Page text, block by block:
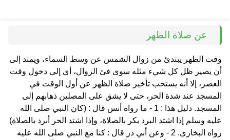
عن صلاة الظهر
وقت الظهر يبتدئ من زوال الشمس عن وسط السماء، ويمتد إلى
أن يصير ظل كل شيء مثله سوى فئ الزوال، أي إلى دخول وقت
العصر، إلا أنه يستحب تأخير صلاة الظهر عن أول الوقت في
المسجد عند شدة الحر، حتى لا يشق على المصلين ذهابهم إلى
المسجد. دليل هذا : 1 - ما رواه أنس قال : (كان النبي صلى الله
عليه وسلم إذا اشتد البرد بكر بالصلاة، وإذا اشتد الحر أبرد بالصلاة)
رواه البخاري. 2 - وعن أبي ذر قال : كنا مع النبي صلى الله عليه